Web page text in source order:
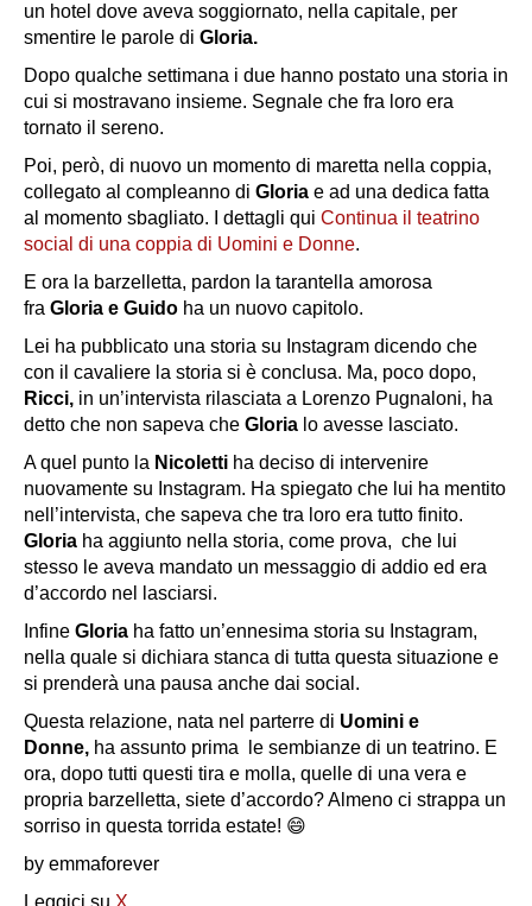
un hotel dove aveva soggiornato, nella capitale, per
smentire le parole di Gloria.
Dopo qualche settimana i due hanno postato una storia in
cui si mostravano insieme. Segnale che fra loro era
tornato il sereno.
Poi, però, di nuovo un momento di maretta nella coppia,
collegato al compleanno di Gloria e ad una dedica fatta
al momento sbagliato. I dettagli qui Continua il teatrino
social di una coppia di Uomini e Donne.
E ora la barzelletta, pardon la tarantella amorosa
fra Gloria e Guido ha un nuovo capitolo.
Lei ha pubblicato una storia su Instagram dicendo che
con il cavaliere la storia si è conclusa. Ma, poco dopo,
Ricci, in un’intervista rilasciata a Lorenzo Pugnaloni, ha
detto che non sapeva che Gloria lo avesse lasciato.
A quel punto la Nicoletti ha deciso di intervenire
nuovamente su Instagram. Ha spiegato che lui ha mentito
nell’intervista, che sapeva che tra loro era tutto finito.
Gloria ha aggiunto nella storia, come prova, che lui
stesso le aveva mandato un messaggio di addio ed era
d’accordo nel lasciarsi.
Infine Gloria ha fatto un’ennesima storia su Instagram,
nella quale si dichiara stanca di tutta questa situazione e
si prenderà una pausa anche dai social.
Questa relazione, nata nel parterre di Uomini e
Donne, ha assunto prima le sembianze di un teatrino. E
ora, dopo tutti questi tira e molla, quelle di una vera e
propria barzelletta, siete d’accordo? Almeno ci strappa un
sorriso in questa torrida estate! 😄
by emmaforever
Leggici su X